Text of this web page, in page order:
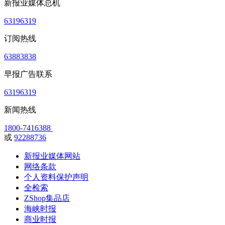
新报业媒体总机
63196319
订阅热线
63883838
早报广告联系
63196319
新闻热线
1800-7416388
或 92288736
新报业媒体网站
网络条款
个人资料保护声明
全检索
ZShop集品店
海峡时报
商业时报